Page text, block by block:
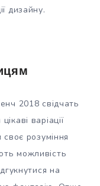
дизайну.
2018 свідчать
варіації
своє розуміння
можливість
на